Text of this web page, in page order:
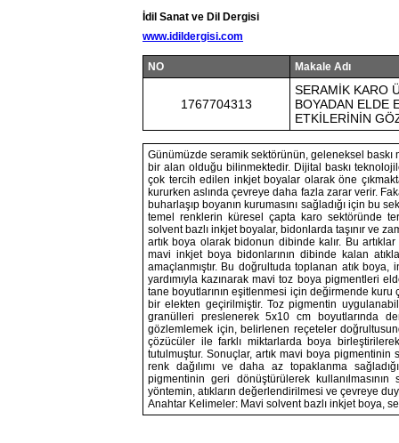
İdil Sanat ve Dil Dergisi
www.idildergisi.com
NO Makale Adı
1767704313
SERAMİK KARO
BOYADAN ELDE
ETKİLERİNİN
Günümüzde seramik sektörünün, geleneksel
bir alan olduğu bilinmektedir. Dijital baskı
çok tercih edilen inkjet boyalar olarak öne
kururken aslında çevreye daha fazla zarar verir.
buharlaşıp boyanın kurumasını sağladığı için bu
temel renklerin küresel çapta karo sektöründe
solvent bazlı inkjet boyalar, bidonlarda taşınır ve
artık boya olarak bidonun dibinde kalır. Bu
mavi inkjet boya bidonlarının dibinde kalan
amaçlanmıştır. Bu doğrultuda toplanan atık
yardımıyla kazınarak mavi toz boya pigmentleri
tane boyutlarının eşitlenmesi için değirmende kuru
bir elekten geçirilmiştir. Toz pigmentin
granülleri preslenerek 5x10 cm boyutlarında
gözlemlemek için, belirlenen reçeteler
çözücüler ile farklı miktarlarda boya
tutulmuştur. Sonuçlar, artık mavi boya
renk dağılımı ve daha az topaklanma
pigmentinin geri dönüştürülerek
yöntemin, atıkların değerlendirilmesi ve çevreye
Anahtar Kelimeler: Mavi solvent bazlı inkjet boya,